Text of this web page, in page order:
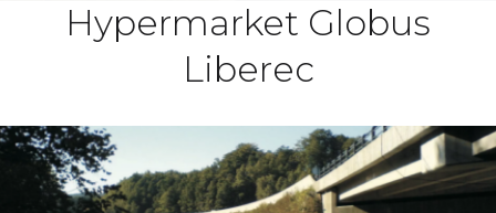
Hypermarket Globus
Liberec